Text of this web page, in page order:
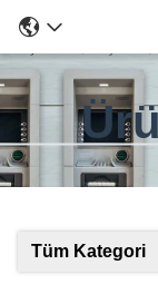
Tüm Kategori